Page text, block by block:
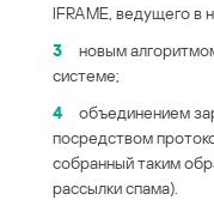
IFRAME, ведущего в
3
новым
системе;
4
объединением
посредством
собранный таким
рассылки спама).